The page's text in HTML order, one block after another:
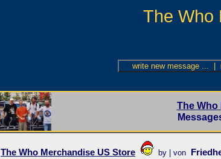
The Who
The Who
The Who Merchandise US Store by | von